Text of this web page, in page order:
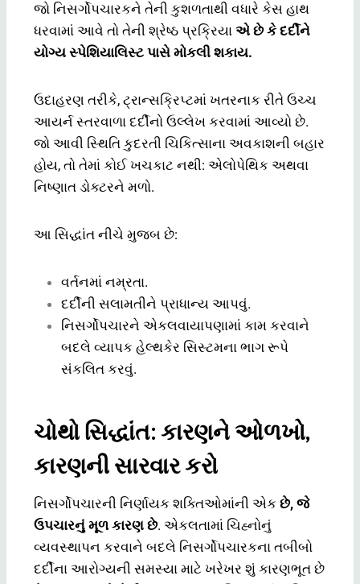
જો નિસર્ગોપચારકને તેની કુશળતાથી વધારે કેસ હાથ
ધરવામાં આવે તો તેની શ્રેષ્ઠ પ્રક્રિયા એ છે કે દર્દીને
યોગ્ય સ્પેશિયાલિસ્ટ પાસે મોકલી શકાય.
ઉદાહરણ તરીકે, ટ્રાન્સક્રિપ્ટમાં ખતરનાક રીતે ઉચ્ચ
આયર્ન સ્તરવાળા દર્દીનો ઉલ્લેખ કરવામાં આવ્યો છે.
જો આવી સ્થિતિ કુદરતી ચિકિત્સાના અવકાશની બહાર
હોય, તો તેમાં કોઈ ખચકાટ નથી: એલોપેથિક અથવા
નિષ્ણાત ડોક્ટરને મળો.
આ સિદ્ધાંત નીચે મુજબ છે:
વર્તનમાં નમ્રતા.
દર્દીની સલામતીને પ્રાધાન્ય આપવું.
નિસર્ગોપચારને એકલવાયાપણામાં કામ કરવાને
બદલે વ્યાપક હેલ્થકેર સિસ્ટમના ભાગ રૂપે
સંકલિત કરવું.
ચોથો સિદ્ધાંત: કારણને ઓળખો,
કારણની સારવાર કરો
નિસર્ગોપચારની નિર્ણાયક શક્તિઓમાંની એક છે, જે
ઉપચારનું મૂળ કારણ છે. એકલતામાં ચિહ્નોનું
વ્યવસ્થાપન કરવાને બદલે નિસર્ગોપચારકના તબીબો
દર્દીના આરોગ્યની સમસ્યા માટે ખરેખર શું કારણભૂત છે